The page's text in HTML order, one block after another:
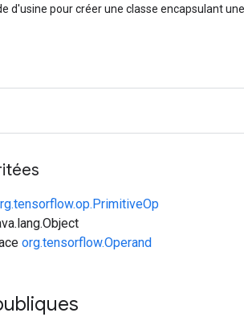
d'usine pour créer une classe encapsulant
org.tensorflow.Operand